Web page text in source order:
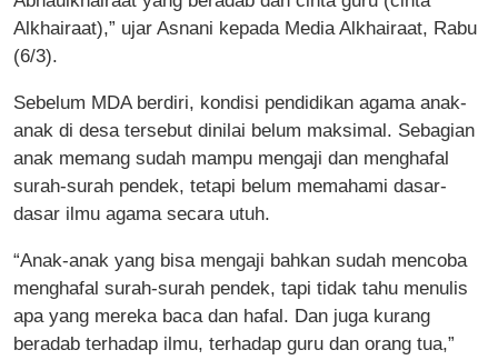
Alkhairaat),” ujar Asnani kepada Media Alkhairaat, Rabu
(6/3).
Sebelum MDA berdiri, kondisi pendidikan agama anak-
anak di desa tersebut dinilai belum maksimal. Sebagian
anak memang sudah mampu mengaji dan menghafal
surah-surah pendek, tetapi belum memahami dasar-
dasar ilmu agama secara utuh.
“Anak-anak yang bisa mengaji bahkan sudah mencoba
menghafal surah-surah pendek, tapi tidak tahu menulis
apa yang mereka baca dan hafal. Dan juga kurang
beradab terhadap ilmu, terhadap guru dan orang tua,”